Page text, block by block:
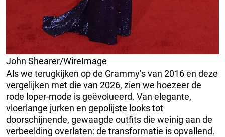
John Shearer/WireImage
Als we terugkijken op de Grammy’s van 2016 en deze
vergelijken met die van 2026, zien we hoezeer de
rode loper-mode is geëvolueerd. Van elegante,
vloerlange jurken en gepolijste looks tot
doorschijnende, gewaagde outfits die weinig aan de
verbeelding overlaten: de transformatie is opvallend.